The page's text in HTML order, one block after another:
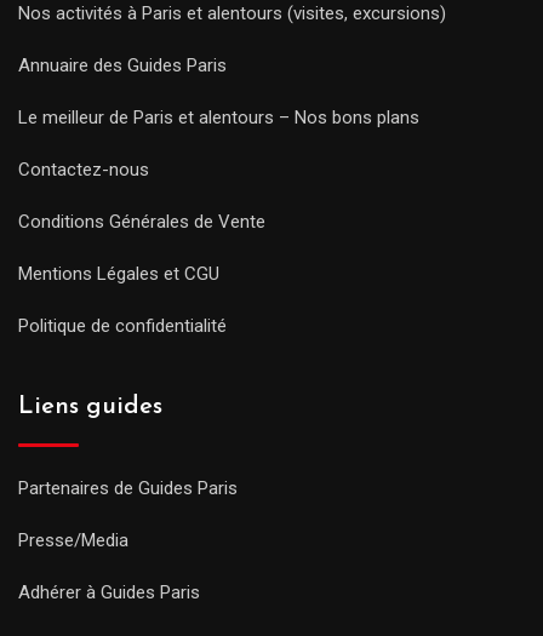
Nos activités à Paris et alentours (visites, excursions)
Annuaire des Guides Paris
Le meilleur de Paris et alentours – Nos bons plans
Contactez-nous
Conditions Générales de Vente
Mentions Légales et CGU
Politique de confidentialité
Liens guides
Partenaires de Guides Paris
Presse/Media
Adhérer à Guides Paris